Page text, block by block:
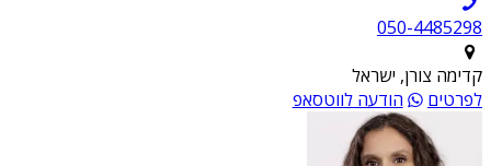
050-4485298
קדימה צורן, ישראל
לפרטים
הודעה לווטסאפ